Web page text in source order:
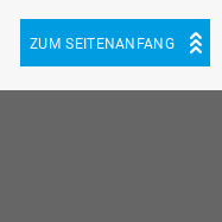
ZUM SEITENANFANG